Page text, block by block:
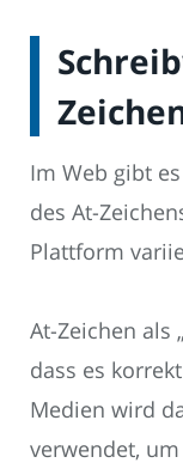
Im Web gibt
des At-
Plattform
At-Zeichen als
dass es
Medien wird
verwendet,